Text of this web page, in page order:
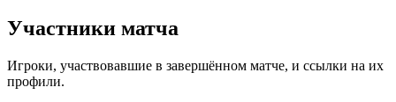
Участники матча
Игроки, участвовавшие в завершённом матче, и ссылки на их
профили.